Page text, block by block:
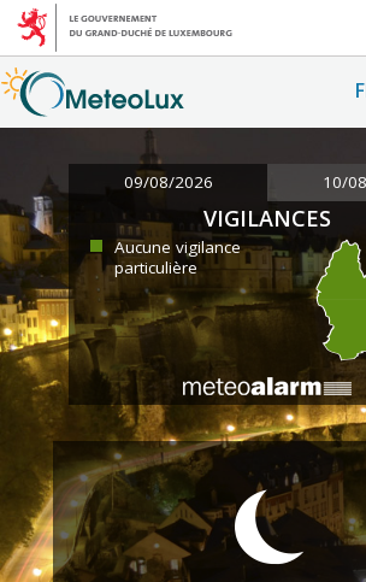
09/08/2026 10/
VIGILANCES
Aucune vigilance
particulière